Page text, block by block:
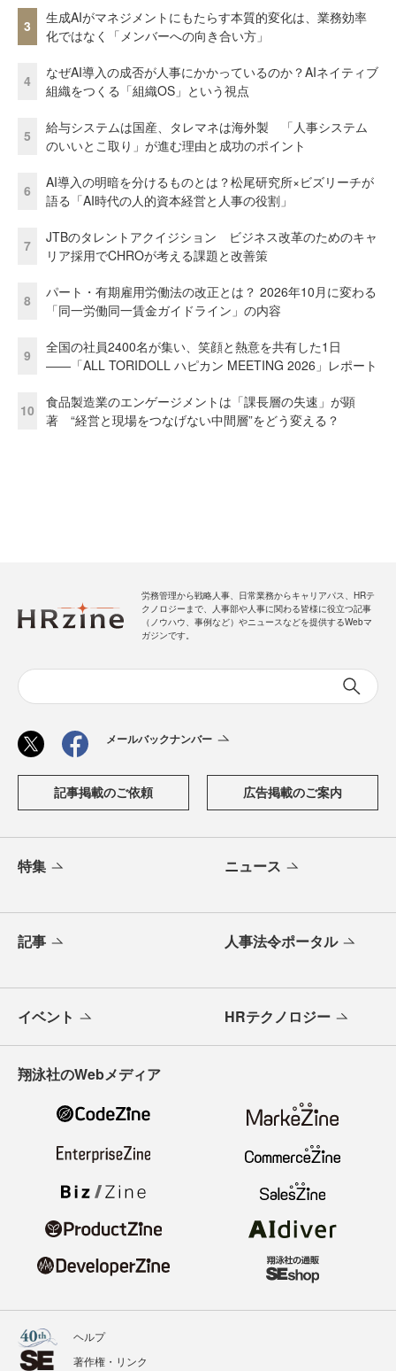
3
生成AIがマネジメントにもたらす本質的変化は、業務効率
化ではなく「メンバーへの向き合い方」
4
なぜAI導入の成否が人事にかかっているのか？AIネイティブ
組織をつくる「組織OS」という視点
5
給与システムは国産、タレマネは海外製 「人事システム
のいいとこ取り」が進む理由と成功のポイント
6
AI導入の明暗を分けるものとは？松尾研究所×ビズリーチが
語る「AI時代の人的資本経営と人事の役割」
7
JTBのタレントアクイジション ビジネス改革のためのキャ
リア採用でCHROが考える課題と改善策
8
パート・有期雇用労働法の改正とは？ 2026年10月に変わる
「同一労働同一賃金ガイドライン」の内容
9
全国の社員2400名が集い、笑顔と熱意を共有した1日
――「ALL TORIDOLL ハピカン MEETING 2026」レポート
10
食品製造業のエンゲージメントは「課長層の失速」が顕
著 “経営と現場をつなげない中間層”をどう変える？
労務管理から戦略人事、日常業務からキャリアパス、HRテ
クノロジーまで、人事部や人事に関わる皆様に役立つ記事
（ノウハウ、事例など）やニュースなどを提供するWebマ
ガジンです。
メールバックナンバー
記事掲載のご依頼 広告掲載のご案内
特集 ニュース
記事 人事法令ポータル
イベント HRテクノロジー
翔泳社のWebメディア
ヘルプ
著作権・リンク